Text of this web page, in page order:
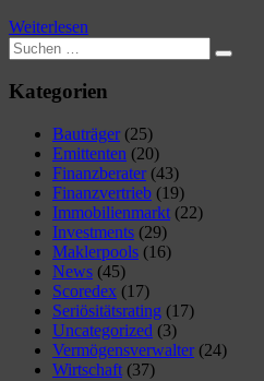
Weiterlesen
Suchen
nach:
Suchen
Kategorien
Bauträger(25)
Emittenten (20)
Finanzberater(43)
Finanzvertrieb (19)
Immobilienmarkt (22)
Investments (29)
Maklerpools (16)
News (45)
Scoredex (17)
Seriösitätsrating (17)
Uncategorized (3)
Vermögensverwalter(24)
Wirtschaft (37)